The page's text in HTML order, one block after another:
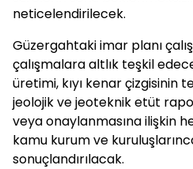
neticelendirilecek.
Güzergahtaki imar planı
çalışmalara altlık teşkil
üretimi, kıyı kenar çizgisinin
jeolojik ve jeoteknik etüt
veya onaylanmasına ilişkin
kamu kurum ve
sonuçlandırılacak.